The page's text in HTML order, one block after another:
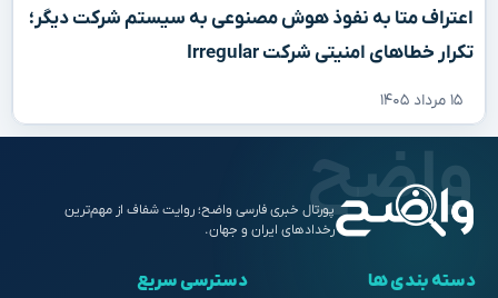
اعتراف متا به نفوذ هوش مصنوعی به سیستم شرکت دیگر؛
تکرار خطاهای امنیتی شرکت Irregular
۱۵ مرداد ۱۴۰۵
پورتال خبری فارسی واضح؛ روایت شفاف از مهم‌ترین
رخدادهای ایران و جهان.
دسته بندی ها دسترسی سریع